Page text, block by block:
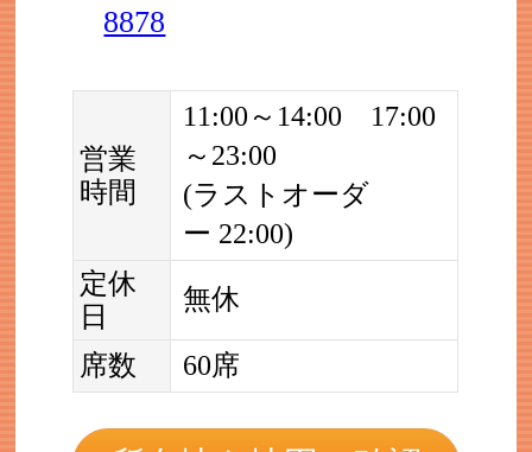
8878
営業
時間
11:00～14:00 17:00
～23:00
(ラストオーダ
ー 22:00)
定休
日
無休
席数 60席